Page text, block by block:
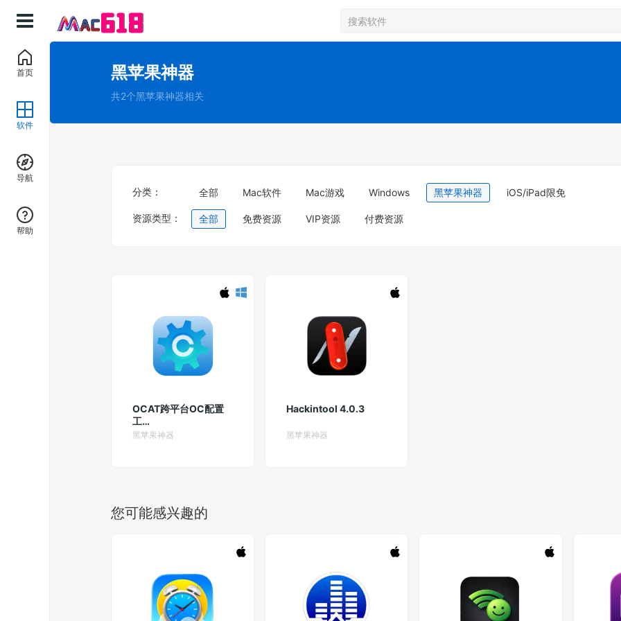
黑苹果神器
共2个黑苹果神器相关
分类： 全部 Mac软件 Mac游戏 Windows 黑苹果神器 iOS/iPad限免
资源类型： 全部 免费资源 VIP资源 付费资源
OCAT跨平台OC配置
工
具:OCAuxiliaryTools
黑苹果神器
Hackintool 4.0.3
黑苹果神器
您可能感兴趣的
首页
软件
导航
帮助